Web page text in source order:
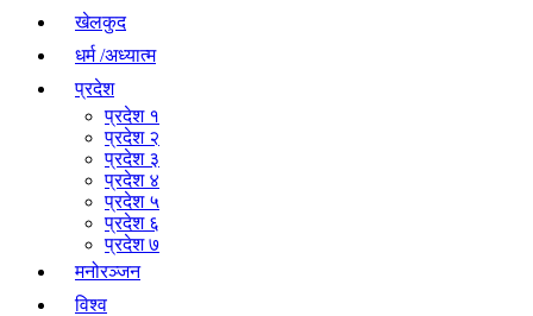
खेलकुद
धर्म /अध्यात्म
प्रदेश
प्रदेश १
प्रदेश २
प्रदेश ३
प्रदेश ४
प्रदेश ५
प्रदेश ६
प्रदेश ७
मनोरञ्जन
विश्व